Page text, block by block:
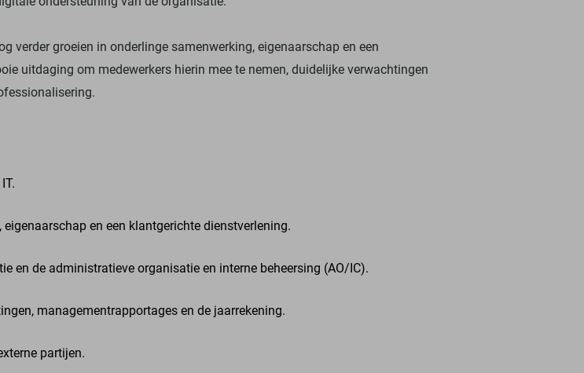
verder groeien in onderlinge samenwerking, eigenaarschap en een
uitdaging om medewerkers hierin mee te nemen, duidelijke verwachtingen
en een klantgerichte dienstverlening.
en de administratieve organisatie en interne beheersing (AO/IC).
managementrapportages en de jaarrekening.
partijen.